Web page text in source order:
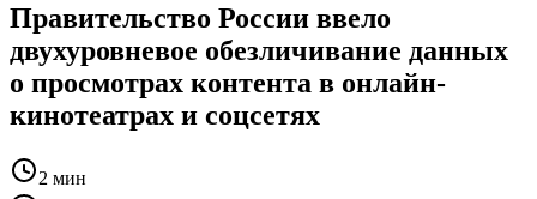
Правительство России ввело
двухуровневое обезличивание данных
о просмотрах контента в онлайн-
кинотеатрах и соцсетях
2 мин